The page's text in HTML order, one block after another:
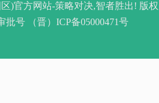
)官方网站-策略对决,智者胜出! 版
号 （晋）ICP备05000471号